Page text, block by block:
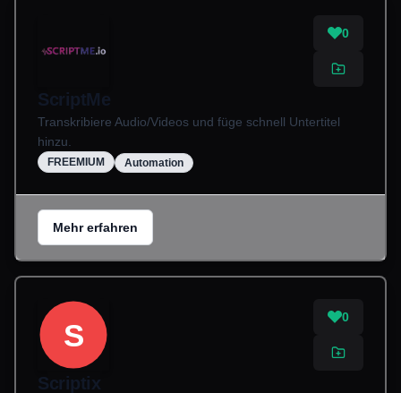
0
ScriptMe
Transkribiere Audio/Videos und füge schnell Untertitel
hinzu.
FREEMIUM Automation
Mehr erfahren
S
0
Scriptix